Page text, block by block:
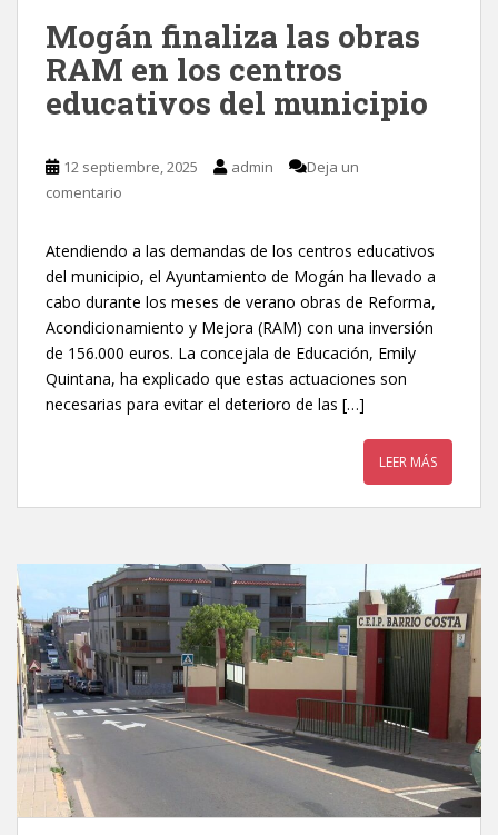
Mogán finaliza las obras
RAM en los centros
educativos del municipio
12 septiembre, 2025 admin
Deja un
comentario
Atendiendo a las demandas de los centros educativos
del municipio, el Ayuntamiento de Mogán ha llevado a
cabo durante los meses de verano obras de Reforma,
Acondicionamiento y Mejora (RAM) con una inversión
de 156.000 euros. La concejala de Educación, Emily
Quintana, ha explicado que estas actuaciones son
necesarias para evitar el deterioro de las […]
LEER MÁS